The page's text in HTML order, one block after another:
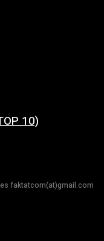
10)
faktatcom(at)gmail.com